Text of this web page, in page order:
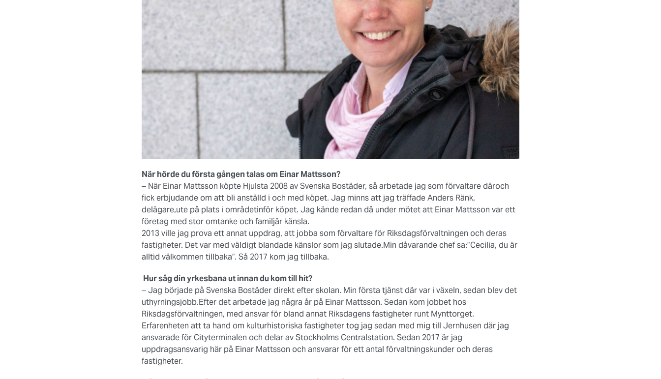
När hörde du första gången talas om Einar Mattsson?
‒ När Einar Mattsson köpte Hjulsta 2008 av Svenska Bostäder, så arbetade jag som förvaltare däroch
fick erbjudande om att bli anställd i och med köpet. Jag minns att jag träffade Anders Ränk,
delägare,ute på plats i områdetinför köpet. Jag kände redan då under mötet att Einar Mattsson var ett
företag med stor omtanke och familjär känsla.
2013 ville jag prova ett annat uppdrag, att jobba som förvaltare för Riksdagsförvaltningen och deras
fastigheter. Det var med väldigt blandade känslor som jag slutade.Min dåvarande chef sa:”Cecilia, du är
alltid välkommen tillbaka”. Så 2017 kom jag tillbaka.
Hur såg din yrkesbana ut innan du kom till hit?
‒ Jag började på Svenska Bostäder direkt efter skolan. Min första tjänst där var i växeln, sedan blev det
uthyrningsjobb.Efter det arbetade jag några år på Einar Mattsson. Sedan kom jobbet hos
Riksdagsförvaltningen, med ansvar för bland annat Riksdagens fastigheter runt Mynttorget.
Erfarenheten att ta hand om kulturhistoriska fastigheter tog jag sedan med mig till Jernhusen där jag
ansvarade för Cityterminalen och delar av Stockholms Centralstation. Sedan 2017 är jag
uppdragsansvarig här på Einar Mattsson och ansvarar för ett antal förvaltningskunder och deras
fastigheter.